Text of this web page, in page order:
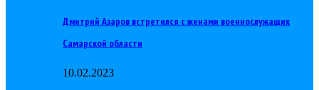
Дмитрий Азаров встретился с женами военнослужащих
Самарской области
10.02.2023